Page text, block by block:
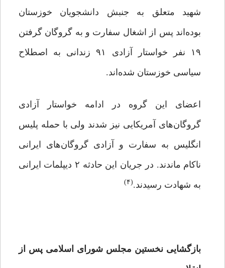
شهید متعلق به جنبش دانشجویان خوزستان
بوده‌اند پس از اشغال سفارت و به گروگان گرفتن
۱۹ نفر خواستار آزادی ۹۱ زندانی به اصطلاح
سیاسی خوزستان شده‌اند.
اعضای این گروه در ادامه خواستار آزادی
گروگان‌های آمریکایی نیز شدند ولی با حمله پلیس
انگلیس به سفارت و آزادی گروگان‌های ایرانی
ناکام ماندند. در جریان این حادثه ۲ دیپلمات ایرانی
به شهادت رسیدند.(۴)
بازگشایی نخستین مجلس شورای اسلامی پس از